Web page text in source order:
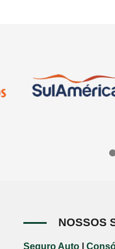
NOSSOS
Seguro Auto